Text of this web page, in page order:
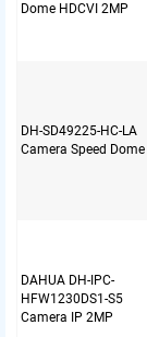
Dome HDCVI 2MP
DH-SD49225-HC-LA
Camera Speed Dome
DAHUA DH-IPC-
HFW1230DS1-S5
Camera IP 2MP